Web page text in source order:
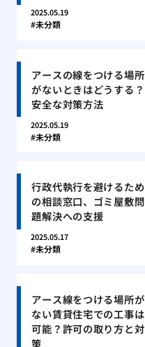
2025.05.19
未分類
アースの線をつける場所
がないときはどうする？
安全な対策方法
2025.05.19
未分類
行政代執行を避けるため
の相談窓口、ゴミ屋敷問
題解決への支援
2025.05.17
未分類
アース線をつける場所が
ない賃貸住宅での工事は
可能？許可の取り方と対
策